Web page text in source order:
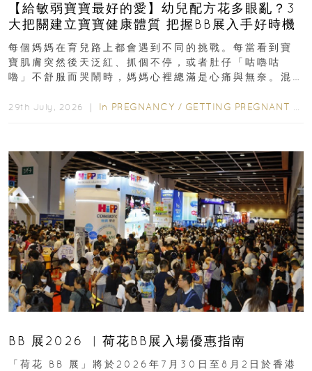
【給敏弱寶寶最好的愛】幼兒配方花多眼亂？3
大把關建立寶寶健康體質 把握BB展入手好時機
每個媽媽在育兒路上都會遇到不同的挑戰。每當看到寶
寶肌膚突然後天泛紅、抓個不停，或者肚仔「咕嚕咕
嚕」不舒服而哭鬧時，媽媽心裡總滿是心痛與無奈。混
29th July, 2026 ｜ In PREGNANCY / GETTING PREGNANT
BB 展2026 ︳荷花BB展入場優惠指南
「荷花 BB 展」將於2026年7月30日至8月2日於香港